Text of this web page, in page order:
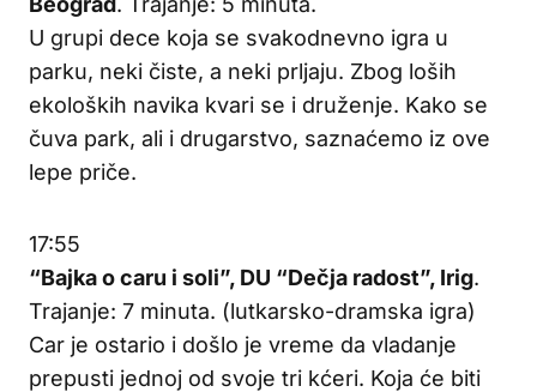
U grupi dece koja se svakodnevno igra u
parku, neki čiste, a neki prljaju. Zbog loših
ekoloških navika kvari se i druženje. Kako se
čuva park, ali i drugarstvo, saznaćemo iz ove
lepe priče.
17:55
“Bajka o caru i soli”, DU “Dečja radost”, Irig.
Trajanje: 7 minuta. (lutkarsko-dramska igra)
Car je ostario i došlo je vreme da vladanje
prepusti jednoj od svoje tri kćeri. Koja će biti